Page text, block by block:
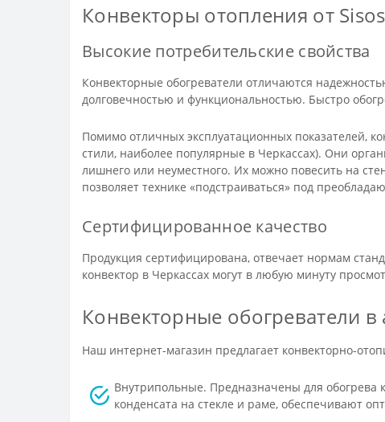
Конвекторы отопления от
Высокие потребительские свойства
Конвекторные обогреватели отличаются
долговечностью и функциональностью. Быстро
Помимо отличных эксплуатационных показателей,
стили, наиболее популярные в Черкассах). Они
лишнего или неуместного. Их можно повесить на
позволяет технике «подстраиваться» под
Сертифицированное качество
Продукция сертифицирована, отвечает нормам
конвектор в Черкассах могут в любую минуту
Конвекторные обогреватели в
Наш интернет-магазин предлагает конвекторно-
Внутрипольные. Предназначены для
конденсата на стекле и раме, обеспечивают